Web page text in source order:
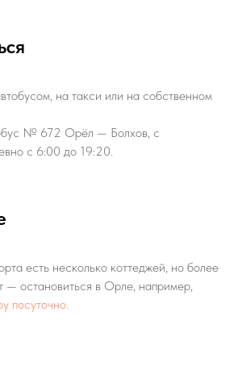
на такси или на собственном
№ 672 Орёл — Болхов, с
с 6:00 до 19:20.
есть несколько коттеджей, но более
— остановиться в Орле, например,
посуточно.